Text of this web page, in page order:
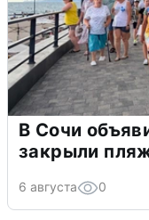
В Сочи
закрыли
6 августа 0